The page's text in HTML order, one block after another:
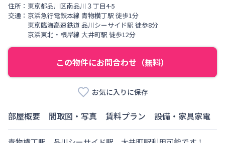
住所： 東京都品川区南品川 ３丁目4-5
交通： 京浜急行電鉄本線 青物横丁駅 徒歩1分
東京臨海高速鉄道 品川シーサイド駅 徒歩8分
京浜東北・根岸線 大井町駅 徒歩12分
この物件にお問合わせ（無料）
お気に入りに保存
部屋概要 間取図・写真 賃料プラン 設備・家具家電